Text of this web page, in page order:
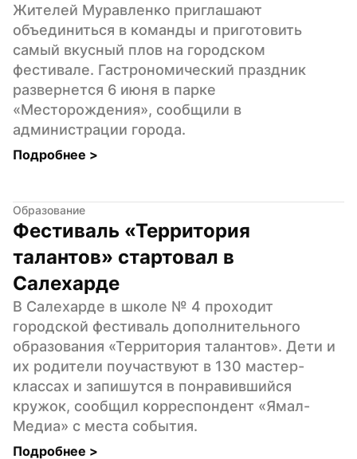
Жителей Муравленко приглашают
объединиться в команды и приготовить
самый вкусный плов на городском
фестивале. Гастрономический праздник
развернется 6 июня в парке
«Месторождения», сообщили в
администрации города.
Подробнее >
Образование
Фестиваль «Территория
талантов» стартовал в
Салехарде
В Салехарде в школе № 4 проходит
городской фестиваль дополнительного
образования «Территория талантов». Дети и
их родители поучаствуют в 130 мастер-
классах и запишутся в понравившийся
кружок, сообщил корреспондент «Ямал-
Медиа» с места события.
Подробнее >